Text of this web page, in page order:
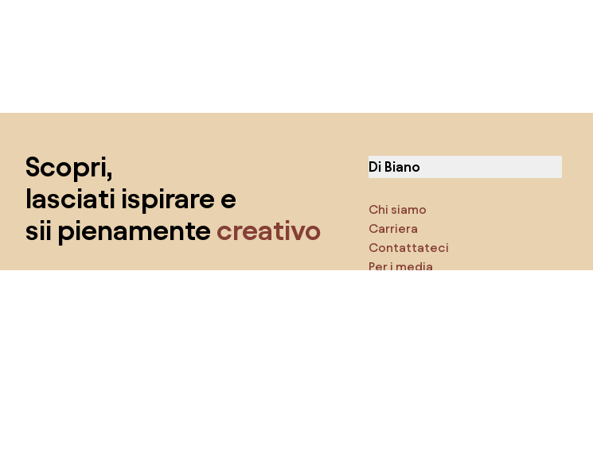
Scopri,
lasciati ispirare e
sii pienamente creativo
Ottieni l'accesso a tutte le funzionalità e diventa
Di Biano
Chi siamo
Carriera
Contattateci
Per i media